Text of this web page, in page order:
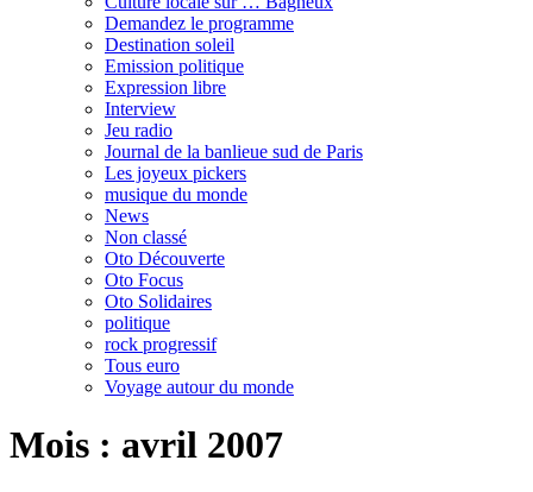
Demandez le programme
Destination soleil
Emission politique
Expression libre
Interview
Jeu radio
Journal de la banlieue sud de Paris
Les joyeux pickers
musique du monde
News
Non classé
Oto Découverte
Oto Focus
Oto Solidaires
politique
rock progressif
Tous euro
Voyage autour du monde
Mois : avril 2007